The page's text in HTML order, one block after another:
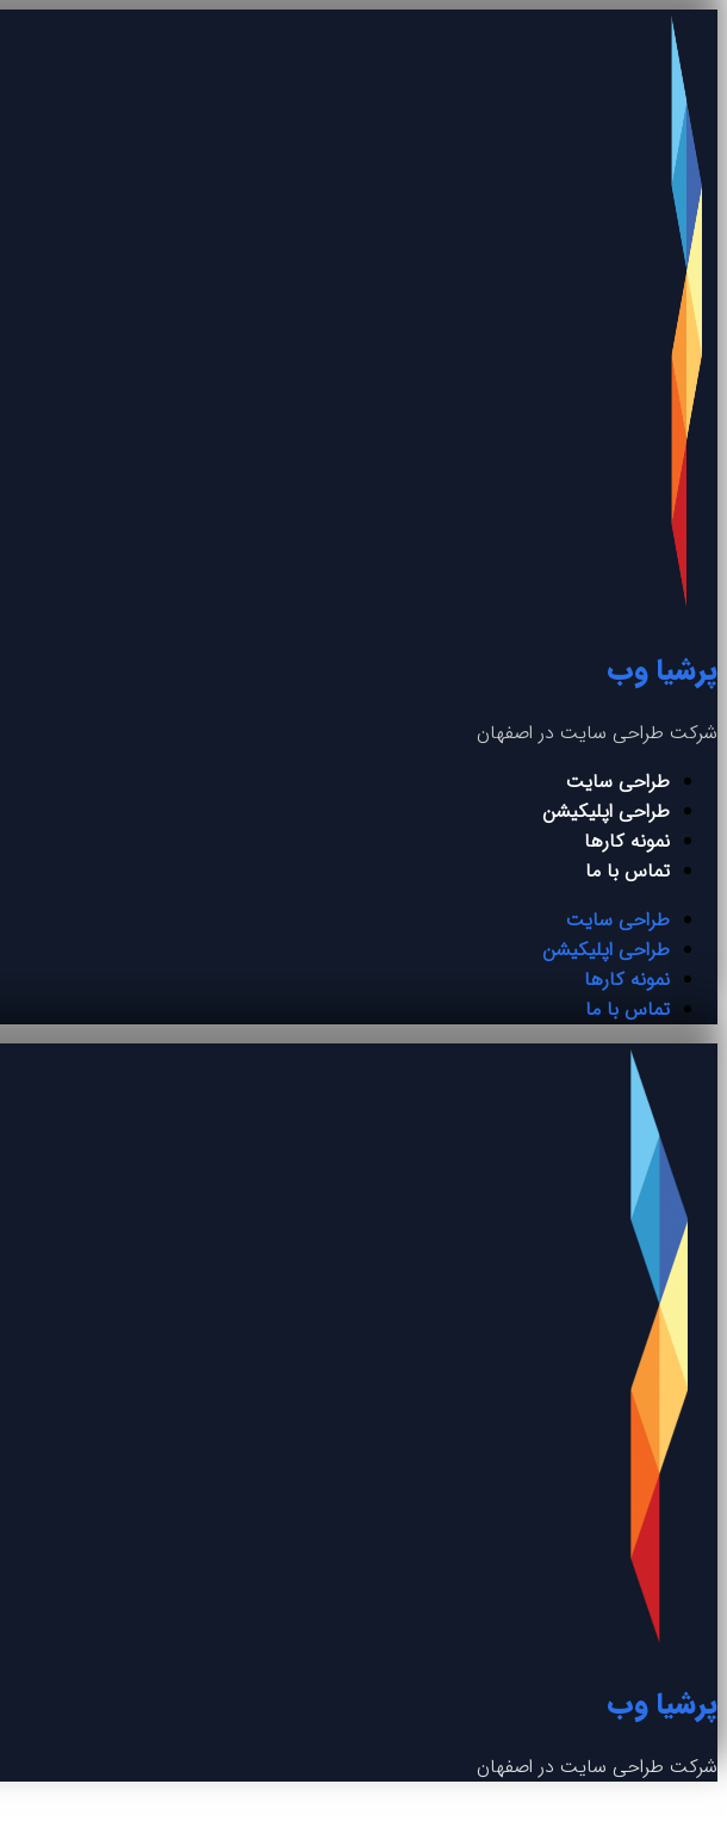
پرشیا وب
شرکت طراحی سایت در اصفهان
طراحی سایت
طراحی اپلیکیشن
نمونه کارها
تماس با ما
طراحی سایت
طراحی اپلیکیشن
نمونه کارها
تماس با ما
پرشیا وب
شرکت طراحی سایت در اصفهان